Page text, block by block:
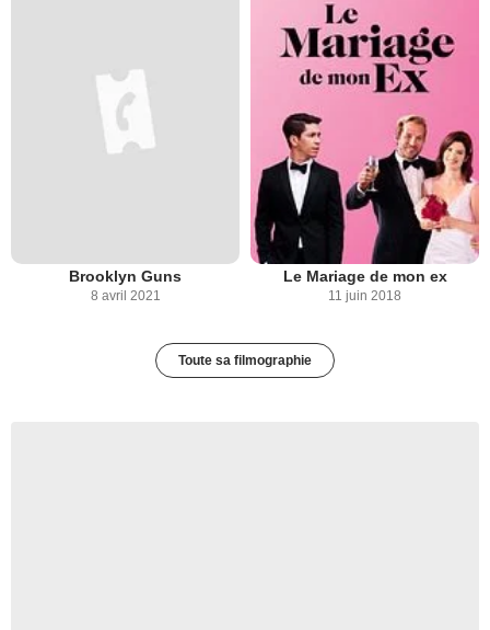
Brooklyn Guns
8 avril 2021
Le Mariage de mon ex
11 juin 2018
Toute sa filmographie